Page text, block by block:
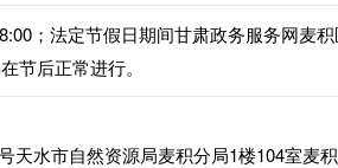
；法定节假日期间甘肃政务服务网麦积
节后正常进行。
天水市自然资源局麦积分局1楼104室麦